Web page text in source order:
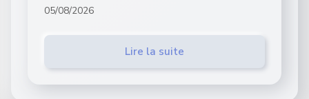
05/08/2026
Lire la suite